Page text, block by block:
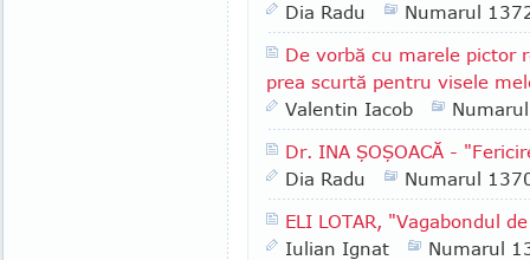
Dia Radu
Numarul
De vorbă cu marele pictor
prea scurtă pentru visele
Valentin Iacob
Dr. INA ŞOŞOACĂ -
Dia Radu
Numarul
ELI LOTAR, "Vagabondul
Iulian Ignat
Numarul